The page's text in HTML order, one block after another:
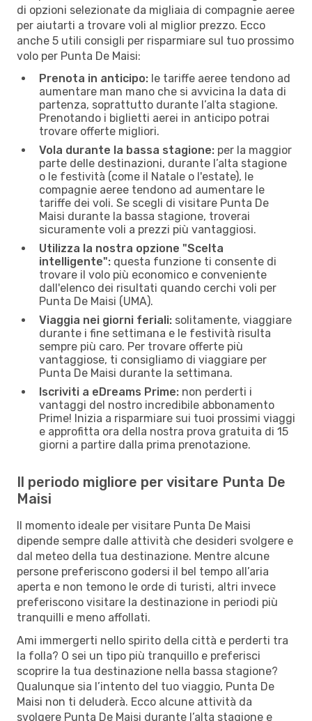
di opzioni selezionate da migliaia di compagnie aeree
per aiutarti a trovare voli al miglior prezzo. Ecco
anche 5 utili consigli per risparmiare sul tuo prossimo
volo per Punta De Maisi:
Prenota in anticipo: le tariffe aeree tendono ad
aumentare man mano che si avvicina la data di
partenza, soprattutto durante l’alta stagione.
Prenotando i biglietti aerei in anticipo potrai
trovare offerte migliori.
Vola durante la bassa stagione: per la maggior
parte delle destinazioni, durante l’alta stagione
o le festività (come il Natale o l'estate), le
compagnie aeree tendono ad aumentare le
tariffe dei voli. Se scegli di visitare Punta De
Maisi durante la bassa stagione, troverai
sicuramente voli a prezzi più vantaggiosi.
Utilizza la nostra opzione "Scelta
intelligente": questa funzione ti consente di
trovare il volo più economico e conveniente
dall'elenco dei risultati quando cerchi voli per
Punta De Maisi (UMA).
Viaggia nei giorni feriali: solitamente, viaggiare
durante i fine settimana e le festività risulta
sempre più caro. Per trovare offerte più
vantaggiose, ti consigliamo di viaggiare per
Punta De Maisi durante la settimana.
Iscriviti a eDreams Prime: non perderti i
vantaggi del nostro incredibile abbonamento
Prime! Inizia a risparmiare sui tuoi prossimi viaggi
e approfitta ora della nostra prova gratuita di 15
giorni a partire dalla prima prenotazione.
Il periodo migliore per visitare Punta De
Maisi
Il momento ideale per visitare Punta De Maisi
dipende sempre dalle attività che desideri svolgere e
dal meteo della tua destinazione. Mentre alcune
persone preferiscono godersi il bel tempo all’aria
aperta e non temono le orde di turisti, altri invece
preferiscono visitare la destinazione in periodi più
tranquilli e meno affollati.
Ami immergerti nello spirito della città e perderti tra
la folla? O sei un tipo più tranquillo e preferisci
scoprire la tua destinazione nella bassa stagione?
Qualunque sia l’intento del tuo viaggio, Punta De
Maisi non ti deluderà. Ecco alcune attività da
svolgere Punta De Maisi durante l’alta stagione e